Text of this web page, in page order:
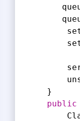
}
public
Class